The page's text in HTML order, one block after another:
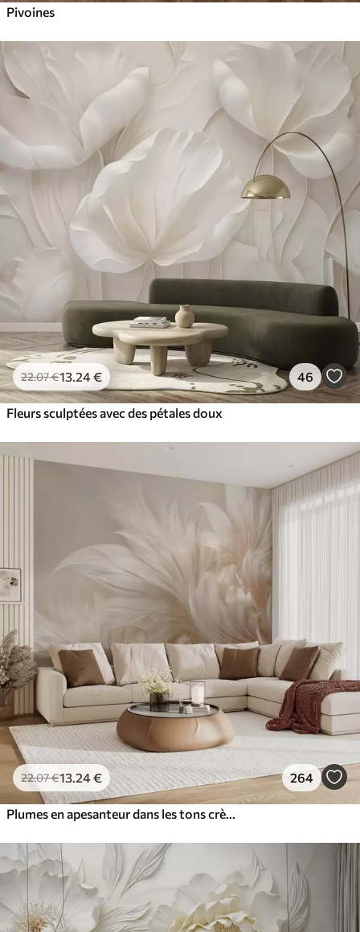
Pivoines
22.07€13.24€ 46
Fleurs sculptées avec des pétales doux
22.07€13.24€ 264
Plumes en apesanteur dans les tons crème vanille